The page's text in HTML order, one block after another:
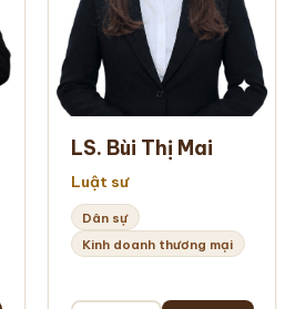
LS. Bùi Thị Mai
Luật sư
Dân sự
Kinh doanh thương mại